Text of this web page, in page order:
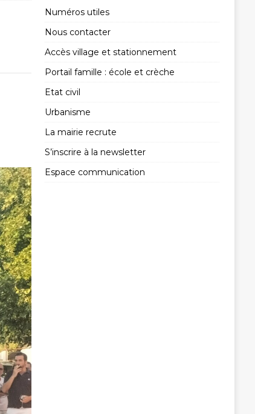
Numéros utiles
Nous contacter
Accès village et stationnement
Portail famille : école et crèche
Etat civil
Urbanisme
La mairie recrute
S’inscrire à la newsletter
Espace communication